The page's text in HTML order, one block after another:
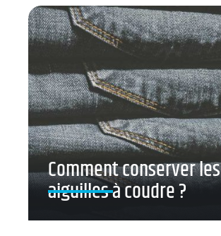
Comment conserver les
aiguilles à coudre ?